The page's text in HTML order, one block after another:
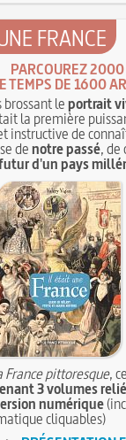
FRANCE
PARCOUREZ 2000
TEMPS DE 1600
brossant leportrait
la première
instructive de
denotre passé,
d'un pays
France pittoresque,
3 volumes
numérique
cliquables)